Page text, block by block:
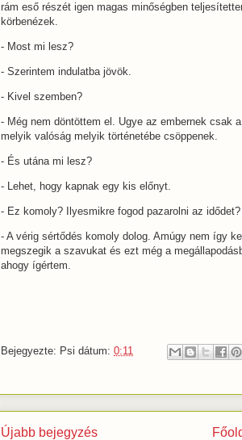
rám eső részét igen magas minőségben
körbenézek.
- Most mi lesz?
- Szerintem indulatba jövök.
- Kivel szemben?
- Még nem döntöttem el. Ugye az embernek csak
melyik valóság melyik történetébe csöppenek.
- És utána mi lesz?
- Lehet, hogy kapnak egy kis előnyt.
- Ez komoly? Ilyesmikre fogod pazarolni az idődet?
- A vérig sértődés komoly dolog. Amúgy nem így
megszegik a szavukat és ezt még a
ahogy ígértem.
Bejegyezte: Psi dátum: 0:11
Újabb bejegyzés